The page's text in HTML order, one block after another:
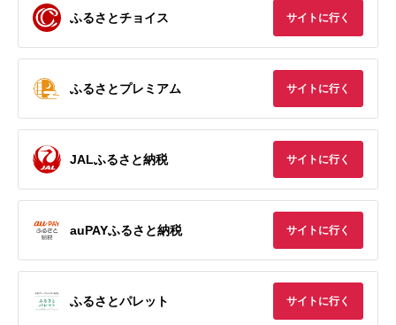
ふるさとチョイス サイトに行く
ふるさとプレミアム サイトに行く
JALふるさと納税 サイトに行く
auPAYふるさと納税 サイトに行く
ふるさとパレット サイトに行く